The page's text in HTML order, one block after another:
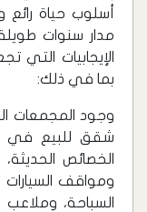
أسلوب حياة
مدار سنوات
الإيجابيات التي
بما في ذلك:
وجود المجمعات
شقق للبيع في
الخصائص الحديثة،
ومواقف السيارات
السباحة، وملاعب